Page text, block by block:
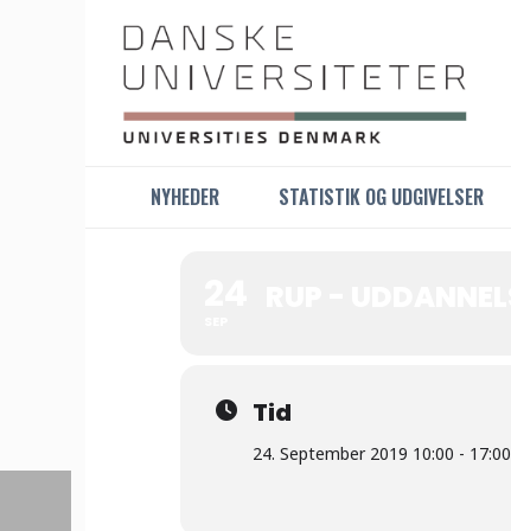
NYHEDER STATISTIK OG UDGIVELSER
Tid
24. September 2019 10:00 - 17:00